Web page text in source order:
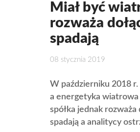
Miał być
rozważa
spadają
08 stycznia 2019
W październiku 2018
a energetyka wiatrowa
spółka jednak
spadają a analitycy